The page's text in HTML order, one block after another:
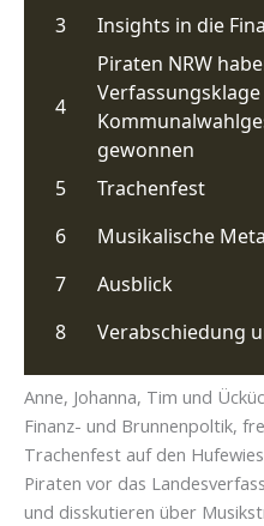
Anne, Johanna, Tim und
Finanz- und Brunnenpoltik,
Trachenfest auf den
Piraten vor das
und disskutieren über